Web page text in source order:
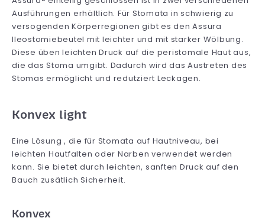
Ausführungen erhältlich. Für Stomata in schwierig zu
versogenden Körperregionen gibt es den Assura
Ileostomiebeutel mit leichter und mit starker Wölbung.
Diese üben leichten Druck auf die peristomale Haut aus,
die das Stoma umgibt. Dadurch wird das Austreten des
Stomas ermöglicht und redutziert Leckagen.
Konvex light
Eine Lösung , die für Stomata auf Hautniveau, bei
leichten Hautfalten oder Narben verwendet werden
kann. Sie bietet durch leichten, sanften Druck auf den
Bauch zusätlich Sicherheit.
Konvex